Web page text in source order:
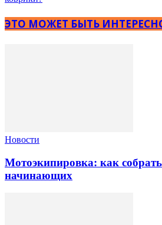
ЭТО МОЖЕТ БЫТЬ
Новости
Мотоэкипировка: как
начинающих